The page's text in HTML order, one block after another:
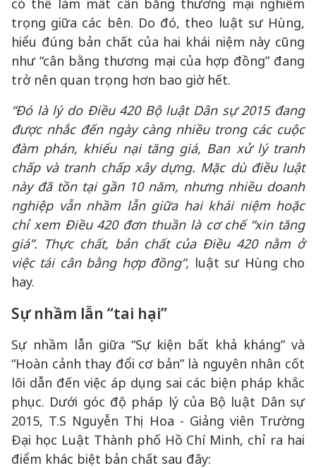
có thể làm mất cân bằng thương mại nghiêm
trọng giữa các bên. Do đó, theo luật sư Hùng,
hiểu đúng bản chất của hai khái niệm này cũng
như “cân bằng thương mại của hợp đồng” đang
trở nên quan trọng hơn bao giờ hết.
“Đó là lý do Điều 420 Bộ luật Dân sự 2015 đang
được nhắc đến ngày càng nhiều trong các cuộc
đàm phán, khiếu nại tăng giá, Ban xử lý tranh
chấp và tranh chấp xây dựng. Mặc dù điều luật
này đã tồn tại gần 10 năm, nhưng nhiều doanh
nghiệp vẫn nhầm lẫn giữa hai khái niệm hoặc
chỉ xem Điều 420 đơn thuần là cơ chế “xin tăng
giá”. Thực chất, bản chất của Điều 420 nằm ở
việc tái cân bằng hợp đồng”, luật sư Hùng cho
hay.
Sự nhầm lẫn “tai hại”
Sự nhầm lẫn giữa “Sự kiện bất khả kháng” và
“Hoàn cảnh thay đổi cơ bản” là nguyên nhân cốt
lõi dẫn đến việc áp dụng sai các biện pháp khắc
phục. Dưới góc độ pháp lý của Bộ luật Dân sự
2015, T.S Nguyễn Thị Hoa - Giảng viên Trường
Đại học Luật Thành phố Hồ Chí Minh, chỉ ra hai
điểm khác biệt bản chất sau đây: